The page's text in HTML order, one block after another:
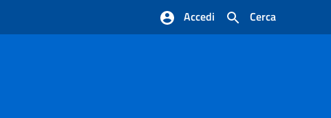
Cerca
Accedi